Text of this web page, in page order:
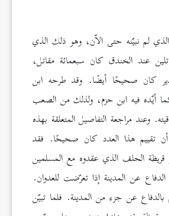
الذي لم نبيّنه حتى الآن، وهو ذلك الذي
عند الخندق كان سبعمائة مقاتل،
كان صحيحًا أيضًا. وقد طرحه ابن
أيّده فيه ابن حزم، ولذلك من الصعب
وعند مراجعة التفاصيل المتعلقة بهذه
أن تقييم هذا العدد كان صحيحًا. فقد
الحلف الذي عقدوه مع المسلمين
عن المدينة إذا تعرّضت للعدوان.
عن جزء من المدينة. فلما تبيّن